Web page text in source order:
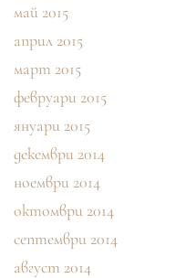
май 2015
април 2015
март 2015
февруари 2015
януари 2015
декември 2014
ноември 2014
октомври 2014
септември 2014
август 2014